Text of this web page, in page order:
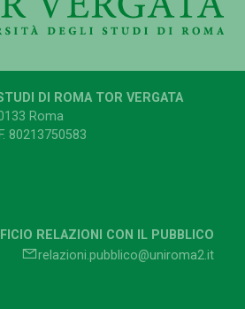
DI ROMA TOR VERGATA
Roma
80213750583
RELAZIONI CON IL PUBBLICO
relazioni.pubblico@uniroma2.it